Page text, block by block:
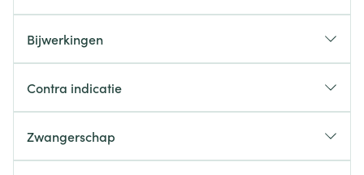
Bijwerkingen
Contra indicatie
Zwangerschap